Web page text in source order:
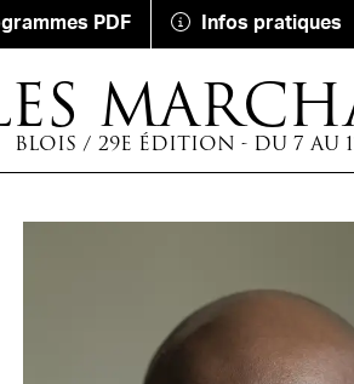
PDF Infos pratiques
BLOIS / 29E ÉDITION - DU 7 AU